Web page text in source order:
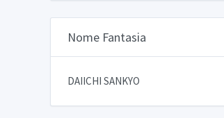
Nome Fantasia
DAIICHI SANKYO